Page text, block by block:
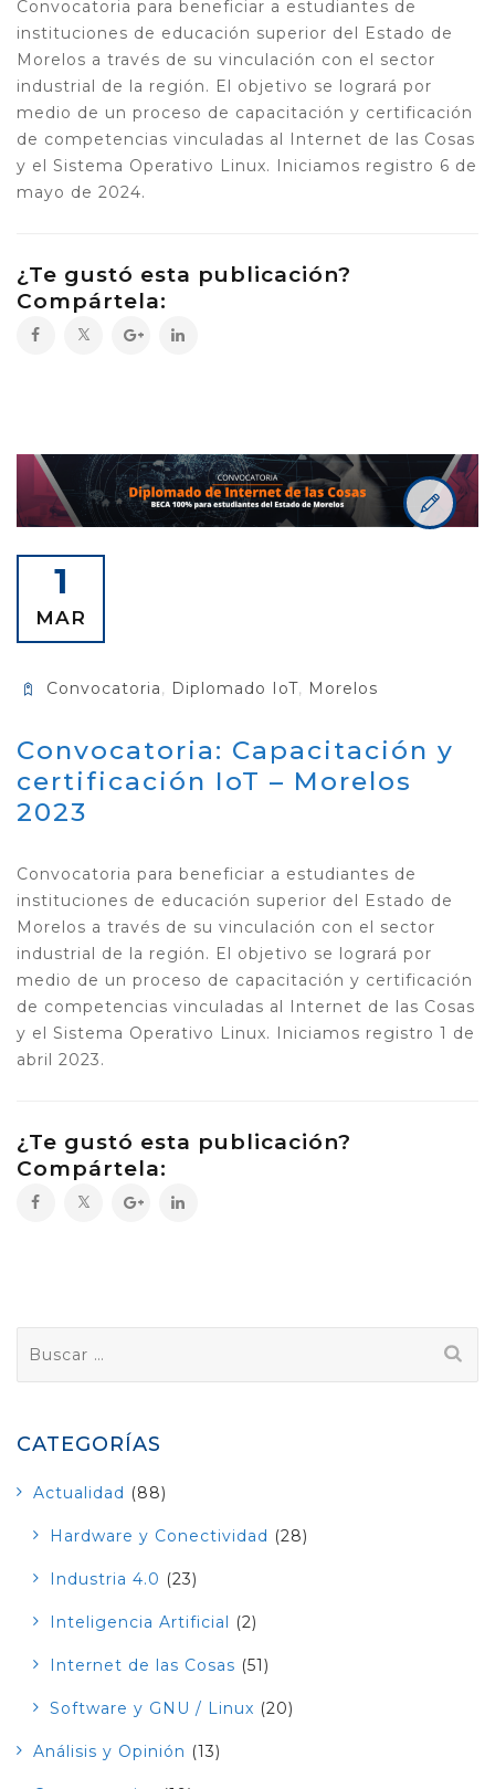
Convocatoria para beneficiar a estudiantes de
instituciones de educación superior del Estado de
Morelos a través de su vinculación con el sector
industrial de la región. El objetivo se logrará por
medio de un proceso de capacitación y certificación
de competencias vinculadas al Internet de las Cosas
y el Sistema Operativo Linux. Iniciamos registro 6 de
mayo de 2024.
¿Te gustó esta publicación?
Compártela:
1
MAR
Convocatoria, Diplomado IoT, Morelos
Convocatoria: Capacitación y
certificación IoT – Morelos
2023
Convocatoria para beneficiar a estudiantes de
instituciones de educación superior del Estado de
Morelos a través de su vinculación con el sector
industrial de la región. El objetivo se logrará por
medio de un proceso de capacitación y certificación
de competencias vinculadas al Internet de las Cosas
y el Sistema Operativo Linux. Iniciamos registro 1 de
abril 2023.
¿Te gustó esta publicación?
Compártela:
CATEGORÍAS
Actualidad (88)
Hardware y Conectividad (28)
Industria 4.0 (23)
Inteligencia Artificial (2)
Internet de las Cosas (51)
Software y GNU / Linux (20)
Análisis y Opinión (13)